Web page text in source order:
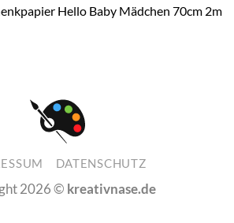
Hello Baby Mädchen 70cm 2m
DATENSCHUTZ
2026 © kreativnase.de